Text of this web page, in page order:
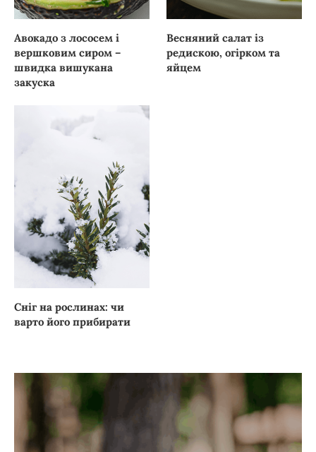
Авокадо з лососем і
вершковим сиром –
швидка вишукана
закуска
Весняний салат із
редискою, огірком та
яйцем
Сніг на рослинах: чи
варто його прибирати